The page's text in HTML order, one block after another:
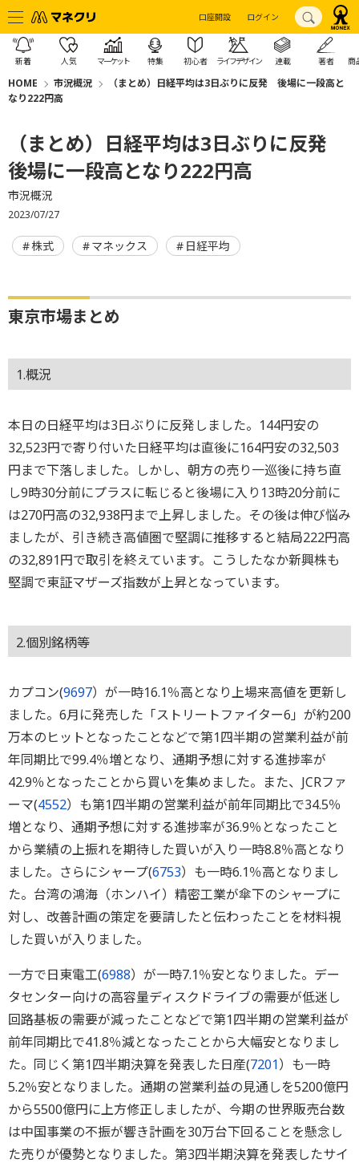
口座開設 ログイン
新着 人気 マーケット 特集 初心者 ライフデザイン 連載 著者 商
HOME 市況概況
（まとめ）日経平均は3日ぶりに反発 後場に一段高と
なり222円高
（まとめ）日経平均は3日ぶりに反発
後場に一段高となり222円高
市況概況
2023/07/27
株式 マネックス 日経平均
東京市場まとめ
1.概況
本日の日経平均は3日ぶりに反発しました。144円安の
32,523円で寄り付いた日経平均は直後に164円安の32,503
円まで下落しました。しかし、朝方の売り一巡後に持ち直
し9時30分前にプラスに転じると後場に入り13時20分前に
は270円高の32,938円まで上昇しました。その後は伸び悩み
ましたが、引き続き高値圏で堅調に推移すると結局222円高
の32,891円で取引を終えています。こうしたなか新興株も
堅調で東証マザーズ指数が上昇となっています。
2.個別銘柄等
カプコン(9697）が一時16.1％高となり上場来高値を更新し
ました。6月に発売した「ストリートファイター6」が約200
万本のヒットとなったことなどで第1四半期の営業利益が前
年同期比で99.4％増となり、通期予想に対する進捗率が
42.9％となったことから買いを集めました。また、JCRファ
ーマ(4552）も第1四半期の営業利益が前年同期比で34.5％
増となり、通期予想に対する進捗率が36.9％となったこと
から業績の上振れを期待した買いが入り一時8.8％高となり
ました。さらにシャープ(6753）も一時6.1％高となりまし
た。台湾の鴻海（ホンハイ）精密工業が傘下のシャープに
対し、改善計画の策定を要請したと伝わったことを材料視
した買いが入りました。
一方で日東電工(6988）が一時7.1％安となりました。デー
タセンター向けの高容量ディスクドライブの需要が低迷し
回路基板の需要が減ったことなどで第1四半期の営業利益が
前年同期比で41.8％減となったことから大幅安となりまし
た。同じく第1四半期決算を発表した日産(7201）も一時
5.2％安となりました。通期の営業利益の見通しを5200億円
から5500億円に上方修正しましたが、今期の世界販売台数
は中国事業の不振が響き計画を30万台下回ることを懸念し
た売りが優勢となりました。第3四半期決算を発表したサイ